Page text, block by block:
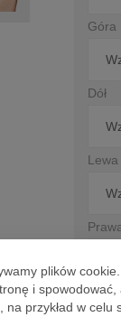
plików
i
przykład w
Góra
Dół
Lewa